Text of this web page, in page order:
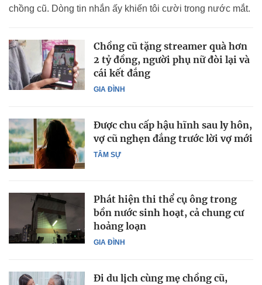
chồng cũ. Dòng tin nhắn ấy khiến tôi cười trong nước mắt.
GIA ĐÌNH
Chồng cũ tặng streamer quà hơn
2 tỷ đồng, người phụ nữ đòi lại và
cái kết đắng
TÂM SỰ
Được chu cấp hậu hĩnh sau ly hôn,
vợ cũ nghẹn đắng trước lời vợ mới
GIA ĐÌNH
Phát hiện thi thể cụ ông trong
bồn nước sinh hoạt, cả chung cư
hoảng loạn
Đi du lịch cùng mẹ chồng cũ,